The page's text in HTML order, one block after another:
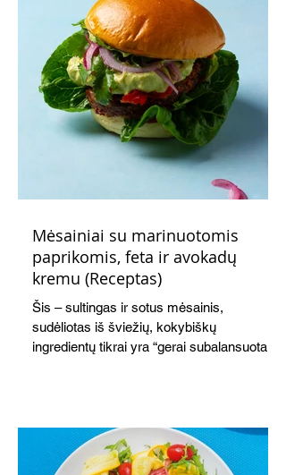
Mėsainiai su marinuotomis
paprikomis, feta ir avokadų
kremu (Receptas)
Šis – sultingas ir sotus mėsainis,
sudėliotas iš šviežių, kokybiškų
ingredientų tikrai yra “gerai subalansuotas
vakarienei, o ypač – visiems vasaros
susibėgimams ant pievelės prie namų.
Nepamirškite ir gėrimų. Prie šio mėsainio